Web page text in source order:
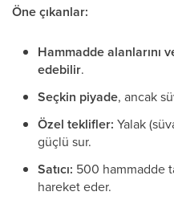
Öne çıkanlar:
Hammadde alanlarını
edebilir.
Seçkin piyade, ancak
Özel teklifler: Yalak
güçlü sur.
Satıcı: 500 hammadde
hareket eder.